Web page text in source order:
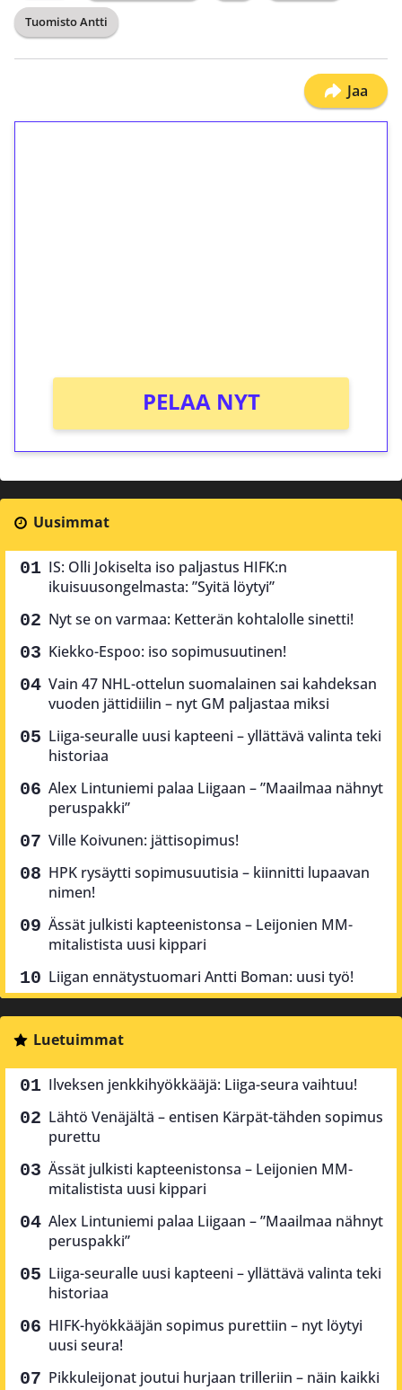
Tuomisto Antti
Jaa
PELAA NYT
Uusimmat
IS: Olli Jokiselta iso paljastus HIFK:n
ikuisuusongelmasta: ”Syitä löytyi”
Nyt se on varmaa: Ketterän kohtalolle sinetti!
Kiekko-Espoo: iso sopimusuutinen!
Vain 47 NHL-ottelun suomalainen sai kahdeksan
vuoden jättidiilin – nyt GM paljastaa miksi
Liiga-seuralle uusi kapteeni – yllättävä valinta teki
historiaa
Alex Lintuniemi palaa Liigaan – ”Maailmaa nähnyt
peruspakki”
Ville Koivunen: jättisopimus!
HPK rysäytti sopimusuutisia – kiinnitti lupaavan
nimen!
Ässät julkisti kapteenistonsa – Leijonien MM-
mitalistista uusi kippari
Liigan ennätystuomari Antti Boman: uusi työ!
Luetuimmat
Ilveksen jenkkihyökkääjä: Liiga-seura vaihtuu!
Lähtö Venäjältä – entisen Kärpät-tähden sopimus
purettu
Ässät julkisti kapteenistonsa – Leijonien MM-
mitalistista uusi kippari
Alex Lintuniemi palaa Liigaan – ”Maailmaa nähnyt
peruspakki”
Liiga-seuralle uusi kapteeni – yllättävä valinta teki
historiaa
HIFK-hyökkääjän sopimus purettiin – nyt löytyi
uusi seura!
Pikkuleijonat joutui hurjaan trilleriin – näin kaikki